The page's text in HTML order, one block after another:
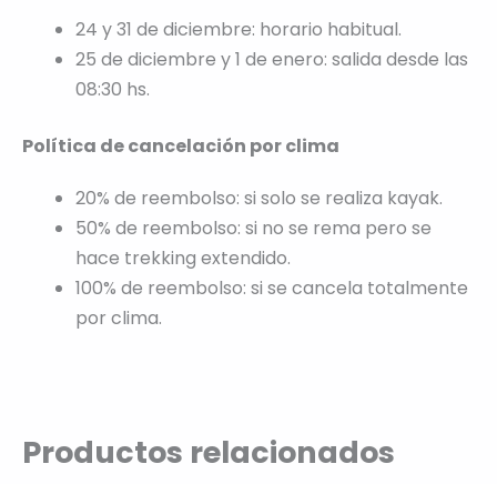
24 y 31 de diciembre: horario habitual.
25 de diciembre y 1 de enero: salida desde las
08:30 hs.
Política de cancelación por clima
20% de reembolso: si solo se realiza kayak.
50% de reembolso: si no se rema pero se
hace trekking extendido.
100% de reembolso: si se cancela totalmente
por clima.
Productos relacionados